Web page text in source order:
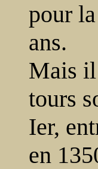
pour
ans.
Mais il
tours
Ier,
en